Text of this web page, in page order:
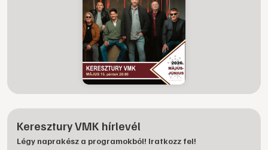
Keresztury VMK hírlevél
Légy naprakész a programokból! Iratkozz fel!